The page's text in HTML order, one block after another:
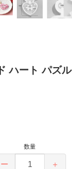
ハート パズ
数量
ー ＋